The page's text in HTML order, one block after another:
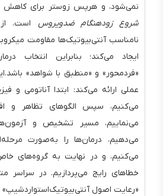
نمی‌شود، و هرپس زوستر برای کاهش
شروع زودهنگام ضدویروس است.
نامناسب آنتی‌بیوتیک‌ها مقاومت
ایجاد می‌کند؛ بنابراین انتخاب
«فردمحور» و «منطبق با شواهد»
عملی ارائه می‌کند: ابتدا آناتومی و
می‌کنیم، سپس الگوهای تظاهر و
می‌نماییم، مسیر تشخیص و
می‌دهیم، درمان‌ها را به‌صورت
می‌کنیم، و در نهایت به گروه‌های
خطاهای رایج می‌پردازیم. در سراسر
«رعایت اصول